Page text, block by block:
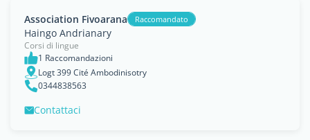
Association Fivoarana Raccomandato
Haingo Andrianary
Corsi di lingue
1 Raccomandazioni
Logt 399 Cité Ambodinisotry
0344838563
Contattaci